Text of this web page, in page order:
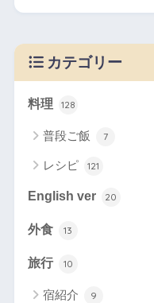
カテゴリー
料理 128
普段ご飯 7
レシピ 121
English ver 20
外食 13
旅行 10
宿紹介 9